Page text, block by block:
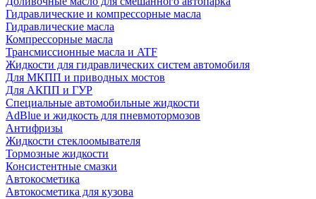
Гидравлические и компрессорные масла
Гидравлические масла
Компрессорные масла
Трансмиссионные масла и ATF
Жидкости для гидравлических систем автомобиля
Для МКПП и приводных мостов
Для АКПП и ГУР
Специальные автомобильные жидкости
AdBlue и жидкость для пневмотормозов
Антифризы
Жидкости стеклоомывателя
Тормозные жидкости
Консистентные смазки
Автокосметика
Автокосметика для кузова